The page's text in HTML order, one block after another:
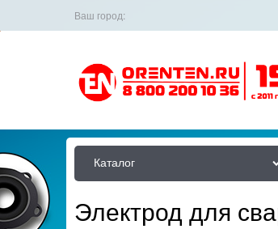
Ваш город:
Каталог
Электрод для